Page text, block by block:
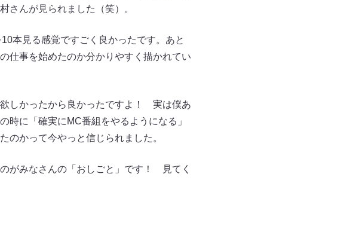
さんが見られました（笑）。
本見る感覚ですごく良かったです。あと
仕事を始めたのか分かりやすく描かれてい
しかったから良かったですよ！ 実は僕あ
時に「確実にMC番組をやるようになる」
のかって今やっと信じられました。
がみなさんの「おしごと」です！ 見てく